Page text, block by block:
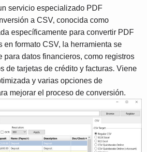
servicio especializado PDF
a CSV, conocida como
específicamente para convertir PDF
en formato CSV, la herramienta se
para datos financieros, como registros
de tarjetas de crédito y facturas. Viene
y varias opciones de
mejorar el proceso de conversión.